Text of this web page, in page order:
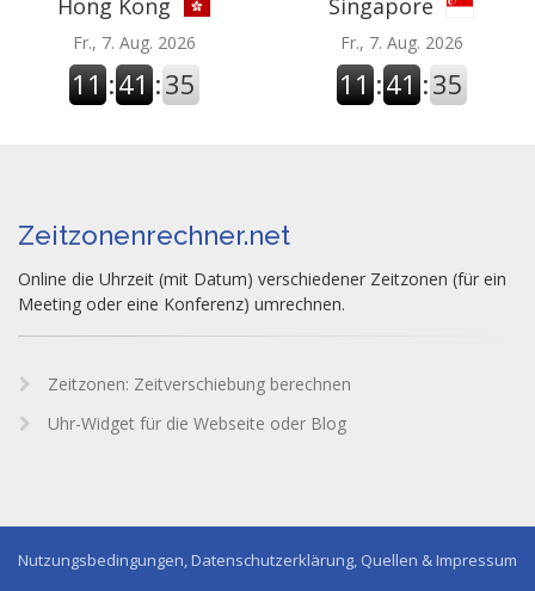
Hong Kong
Fr., 7. Aug. 2026
11 :41 :36
Singapore
Fr., 7. Aug. 2026
11 :41 :36
Zeitzonenrechner.net
Online die Uhrzeit (mit Datum) verschiedener Zeitzonen (für ein
Meeting oder eine Konferenz) umrechnen.
Zeitzonen: Zeitverschiebung berechnen
Uhr-Widget für die Webseite oder Blog
Nutzungsbedingungen, Datenschutzerklärung, Quellen & Impressum